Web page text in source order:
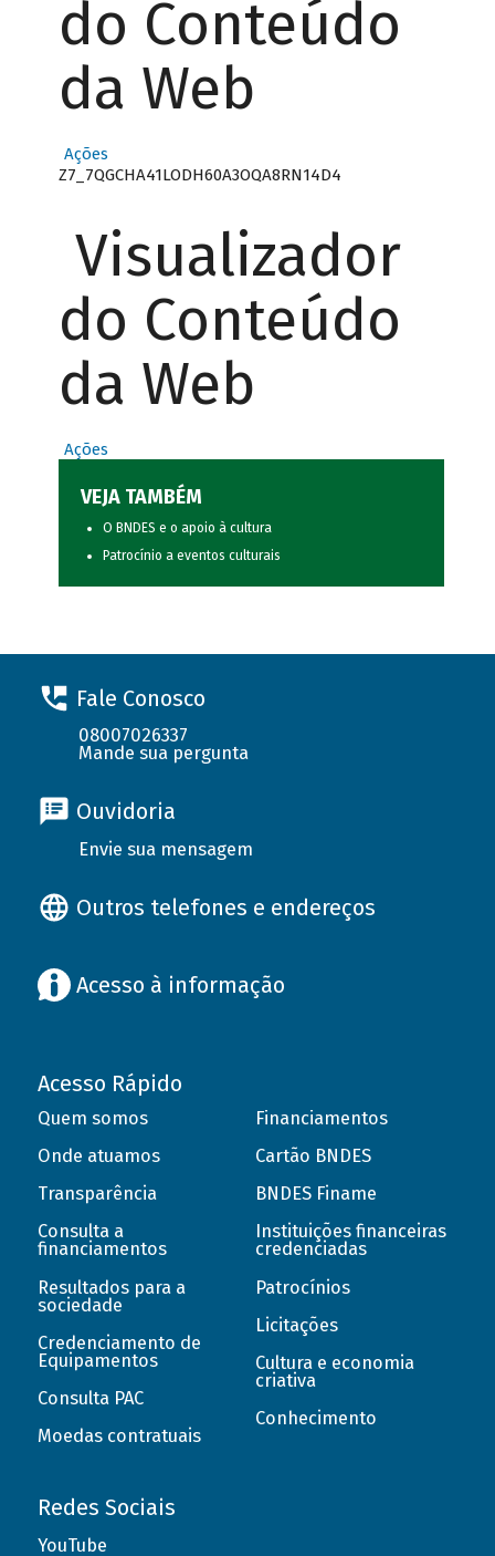
do Conteúdo
da Web
Ações
Z7_7QGCHA41LODH60A3OQA8RN14D4
Visualizador
do Conteúdo
da Web
Ações
VEJA TAMBÉM
O BNDES e o apoio à cultura
Patrocínio a eventos culturais
Fale Conosco
08007026337
Mande sua pergunta
Ouvidoria
Envie sua mensagem
Outros telefones e endereços
Acesso à informação
Acesso Rápido
Quem somos
Onde atuamos
Transparência
Consulta a
financiamentos
Resultados para a
sociedade
Credenciamento de
Equipamentos
Consulta PAC
Moedas contratuais
Financiamentos
Cartão BNDES
BNDES Finame
Instituições financeiras
credenciadas
Patrocínios
Licitações
Cultura e economia
criativa
Conhecimento
Redes Sociais
YouTube